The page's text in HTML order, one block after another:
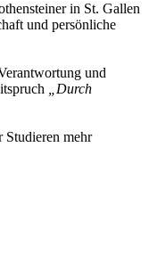
in St. Gallen
und persönliche
und
„Durch
Studieren mehr